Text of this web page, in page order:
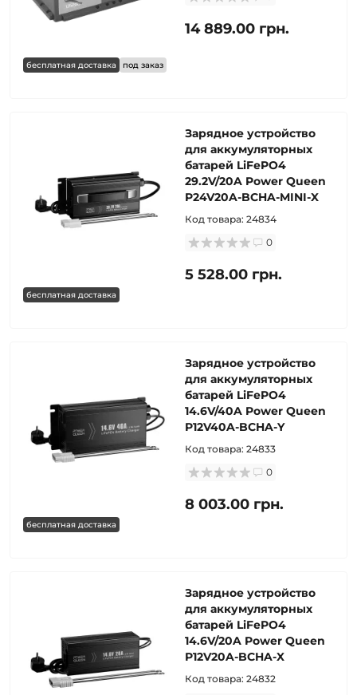
бесплатная доставка под заказ
14 889.00 грн.
бесплатная доставка
Зарядное устройство
для аккумуляторных
батарей LiFePO4
29.2V/20A Power Queen
P24V20A-BCHA-MINI-X
Код товара: 24834
0
5 528.00 грн.
бесплатная доставка
Зарядное устройство
для аккумуляторных
батарей LiFePO4
14.6V/40A Power Queen
P12V40A-BCHA-Y
Код товара: 24833
0
8 003.00 грн.
Зарядное устройство
для аккумуляторных
батарей LiFePO4
14.6V/20A Power Queen
P12V20A-BCHA-X
Код товара: 24832